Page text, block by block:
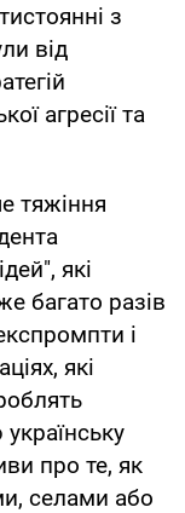
з
від
агресії та
тяжіння
які
багато разів
і
які
про те, як
селами або